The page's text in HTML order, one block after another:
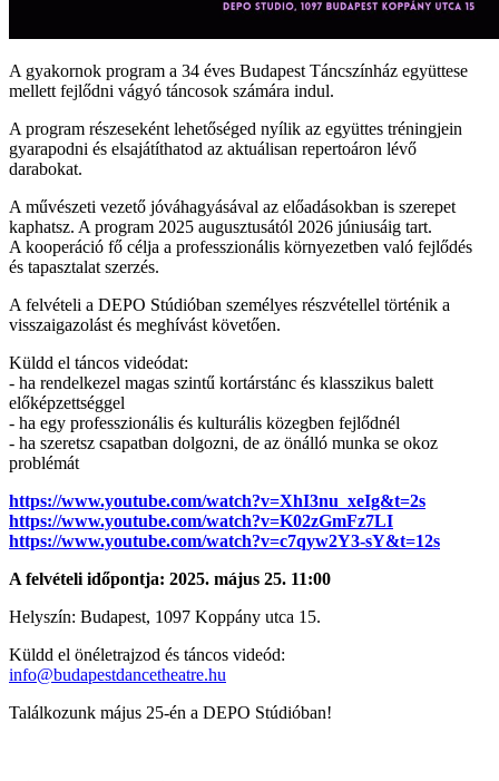
A gyakornok program a 34 éves Budapest Táncszínház együttese
mellett fejlődni vágyó táncosok számára indul.
A program részeseként lehetőséged nyílik az együttes tréningjein
gyarapodni és elsajátíthatod az aktuálisan repertoáron lévő
darabokat.
A művészeti vezető jóváhagyásával az előadásokban is szerepet
kaphatsz. A program 2025 augusztusától 2026 júniusáig tart.
A kooperáció fő célja a professzionális környezetben való fejlődés
és tapasztalat szerzés.
A felvételi a DEPO Stúdióban személyes részvétellel történik a
visszaigazolást és meghívást követően.
Küldd el táncos videódat:
- ha rendelkezel magas szintű kortárstánc és klasszikus balett
előképzettséggel
- ha egy professzionális és kulturális közegben fejlődnél
- ha szeretsz csapatban dolgozni, de az önálló munka se okoz
problémát
https://www.youtube.com/watch?v=XhI3nu_xeIg&t=2s
https://www.youtube.com/watch?v=K02zGmFz7LI
https://www.youtube.com/watch?v=c7qyw2Y3-sY&t=12s
A felvételi időpontja: 2025. május 25. 11:00
Helyszín: Budapest, 1097 Koppány utca 15.
Küldd el önéletrajzod és táncos videód:
info@budapestdancetheatre.hu
Találkozunk május 25-én a DEPO Stúdióban!